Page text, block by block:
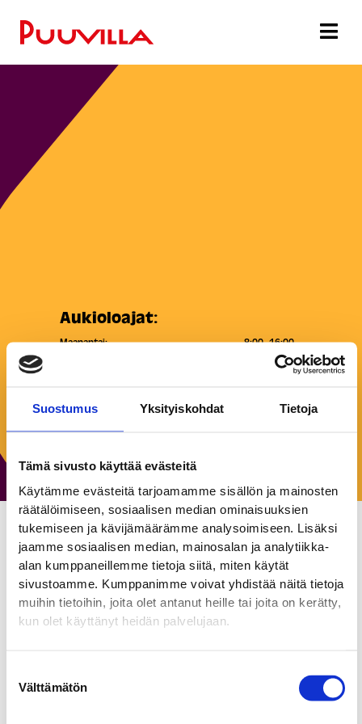
Suostumus Yksityiskohdat Tietoja
Tämä sivusto käyttää evästeitä
Käytämme evästeitä tarjoamamme sisällön ja mainosten
räätälöimiseen, sosiaalisen median ominaisuuksien
tukemiseen ja kävijämäärämme analysoimiseen. Lisäksi
jaamme sosiaalisen median, mainosalan ja analytiikka-
alan kumppaneillemme tietoja siitä, miten käytät
sivustoamme. Kumppanimme voivat yhdistää näitä tietoja
muihin tietoihin, joita olet antanut heille tai joita on kerätty,
kun olet käyttänyt heidän palvelujaan.
valinta
Välttämätön
Aukioloajat:
Maanantai:
8:00–16:00
8:00–16:00
Perjantai:
8:00–16:00
Lauantai:
A-Insinöörit Oy
Toimistot
A-Insinöörit on ennakkoluuloton rakentamisen suunnittelu- ja
lisäksi meille on tärkeää tapa, jolla siihen päästään. Me
teemme asiat yhdessä ja paremmin, ja haastamme samalla